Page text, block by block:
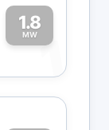
1.8
MW1